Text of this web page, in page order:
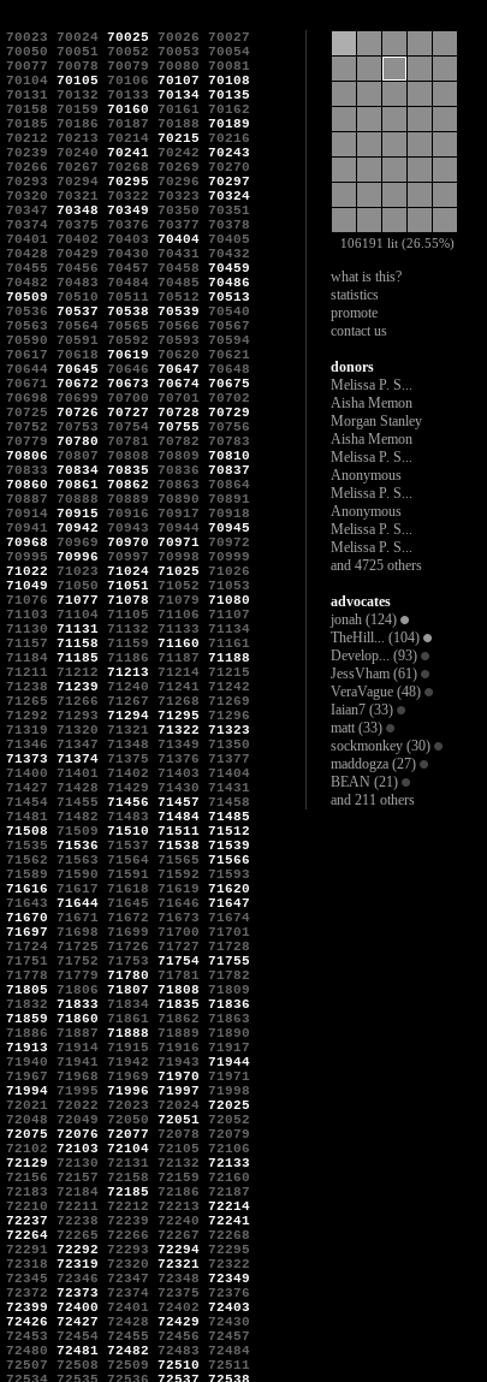
106191 lit (26.55%)
what is this?
statistics
promote
contact us
donors
Melissa P. S...
Aisha Memon
Morgan Stanley
Aisha Memon
Melissa P. S...
Anonymous
Melissa P. S...
Anonymous
Melissa P. S...
Melissa P. S...
and 4725 others
advocates
jonah (124)
TheHill... (104)
Develop... (93)
JessVham (61)
VeraVague (48)
Iaian7 (33)
matt (33)
sockmonkey (30)
maddogza (27)
BEAN (21)
and 211 others
70023 70024 70025 70026
70027
70050 70051 70052 70053
70054
70077 70078 70079 70080
70081
70104 70105 70106 70107
70108
70131 70132 70133 70134 70135
70158 70159 70160 70161
70162
70185 70186 70187 70188
70189
70212 70213 70214 70215
70216
70239 70240 70241 70242
70243
70266 70267 70268 70269
70270
70293 70294 70295 70296
70297
70320 70321 70322 70323
70324
70347 70348 70349 70350
70351
70374 70375 70376 70377
70378
70401 70402 70403 70404 70405
70428 70429 70430 70431
70432
70455 70456 70457 70458
70459
70482 70483 70484 70485
70486
70509 70510 70511 70512
70513
70536 70537 70538 70539
70540
70563 70564 70565 70566
70567
70590 70591 70592 70593
70594
70617 70618 70619 70620
70621
70644 70645 70646 70647
70648
70671 70672 70673 70674 70675
70698 70699 70700 70701
70702
70725 70726 70727 70728
70729
70752 70753 70754 70755
70756
70779 70780 70781 70782
70783
70806 70807 70808 70809
70810
70833 70834 70835 70836
70837
70860 70861 70862 70863
70864
70887 70888 70889 70890
70891
70914 70915 70916 70917
70918
70941 70942 70943 70944 70945
70968 70969 70970 70971 70972
70995 70996 70997 70998
70999
71022 71023 71024 71025
71026
71049 71050 71051 71052
71053
71076 71077 71078 71079
71080
71103 71104 71105 71106
71107
71130 71131 71132 71133
71134
71157 71158 71159 71160
71161
71184 71185 71186 71187
71188
71211 71212 71213 71214 71215
71238 71239 71240 71241
71242
71265 71266 71267 71268
71269
71292 71293 71294 71295
71296
71319 71320 71321 71322
71323
71346 71347 71348 71349
71350
71373 71374 71375 71376
71377
71400 71401 71402 71403
71404
71427 71428 71429 71430
71431
71454 71455 71456 71457
71458
71481 71482 71483 71484 71485
71508 71509 71510 71511 71512
71535 71536 71537 71538
71539
71562 71563 71564 71565
71566
71589 71590 71591 71592
71593
71616 71617 71618 71619
71620
71643 71644 71645 71646
71647
71670 71671 71672 71673
71674
71697 71698 71699 71700
71701
71724 71725 71726 71727
71728
71751 71752 71753 71754 71755
71778 71779 71780 71781
71782
71805 71806 71807 71808
71809
71832 71833 71834 71835
71836
71859 71860 71861 71862
71863
71886 71887 71888 71889
71890
71913 71914 71915 71916
71917
71940 71941 71942 71943
71944
71967 71968 71969 71970
71971
71994 71995 71996 71997
71998
72021 72022 72023 72024 72025
72048 72049 72050 72051 72052
72075 72076 72077 72078
72079
72102 72103 72104 72105
72106
72129 72130 72131 72132
72133
72156 72157 72158 72159
72160
72183 72184 72185 72186
72187
72210 72211 72212 72213
72214
72237 72238 72239 72240
72241
72264 72265 72266 72267
72268
72291 72292 72293 72294 72295
72318 72319 72320 72321 72322
72345 72346 72347 72348
72349
72372 72373 72374 72375
72376
72399 72400 72401 72402
72403
72426 72427 72428 72429
72430
72453 72454 72455 72456
72457
72480 72481 72482 72483
72484
72507 72508 72509 72510
72511